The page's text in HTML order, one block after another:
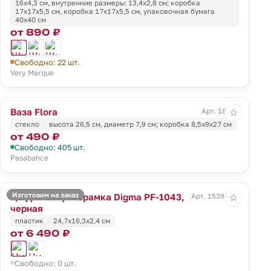
16х4,3 см, внутренние размеры: 13,4x2,8 см; коробка
17х17х5,5 см, коробка 17х17х5,5 см, упаковочная бумага
40х40 см
от 890 ₽
Свободно: 22 шт.
Very Marque
Ваза Flora
Арт. 18007
стекло
высота 26,5 см, диаметр 7,9 см; коробка 8,5x9x27 см
от 490 ₽
Свободно: 405 шт.
Pasabahce
☆
Изготовим на заказ
Цифровая фоторамка Digma PF-1043,
черная
Арт. 15391.30
пластик 24,7х16,3х2,4 см
от 6 490 ₽
Свободно: 0 шт.
☆